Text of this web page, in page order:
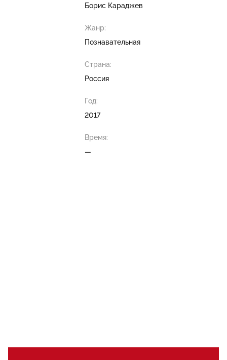
Борис Караджев
Жанр:
Познавательная
Страна:
Россия
Год:
2017
Время:
—